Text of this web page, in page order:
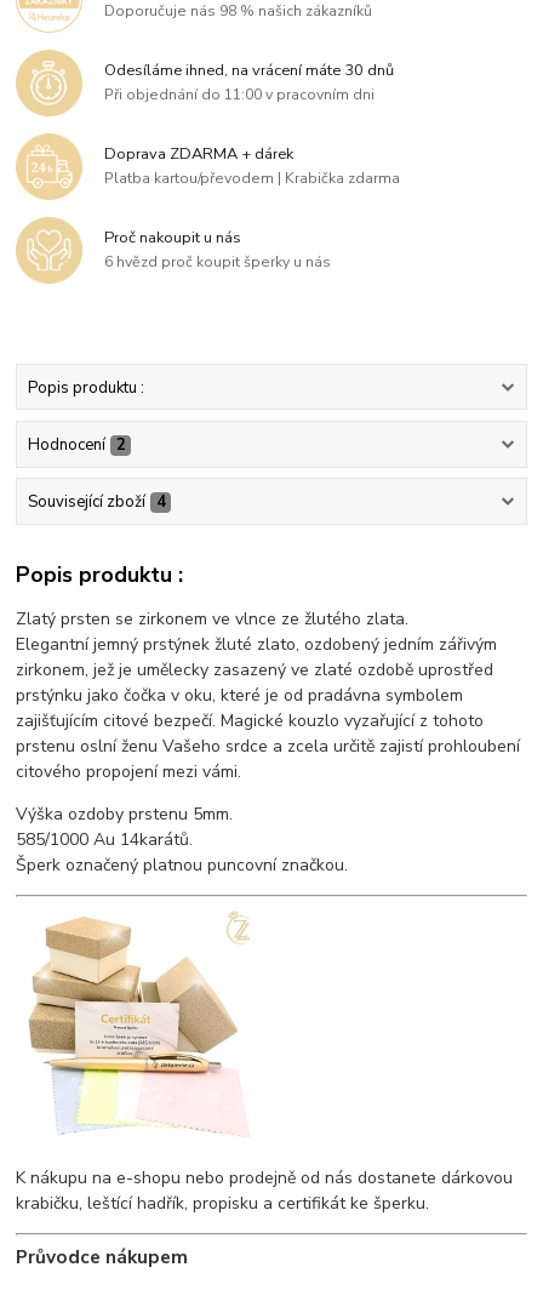
Doporučuje nás 98 % našich zákazníků
Odesíláme ihned, na vrácení máte 30 dnů
Při objednání do 11:00 v pracovním dni
Doprava ZDARMA + dárek
Platba kartou/převodem | Krabička zdarma
Proč nakoupit u nás
6 hvězd proč koupit šperky u nás
Popis produktu :
Hodnocení 2
Související zboží 4
Popis produktu :
Zlatý prsten se zirkonem ve vlnce ze žlutého zlata.
Elegantní jemný prstýnek žluté zlato, ozdobený jedním zářivým
zirkonem, jež je umělecky zasazený ve zlaté ozdobě uprostřed
prstýnku jako čočka v oku, které je od pradávna symbolem
zajišťujícím citové bezpečí. Magické kouzlo vyzařující z tohoto
prstenu oslní ženu Vašeho srdce a zcela určitě zajistí prohloubení
citového propojení mezi vámi.
Výška ozdoby prstenu 5mm.
585/1000 Au 14karátů.
Šperk označený platnou puncovní značkou.
K nákupu na e-shopu nebo prodejně od nás dostanete dárkovou
krabičku, leštící hadřík, propisku a certifikát ke šperku.
Průvodce nákupem